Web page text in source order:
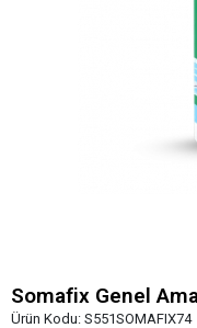
Somafix Genel
Ürün Kodu: S551SOMAFIX74